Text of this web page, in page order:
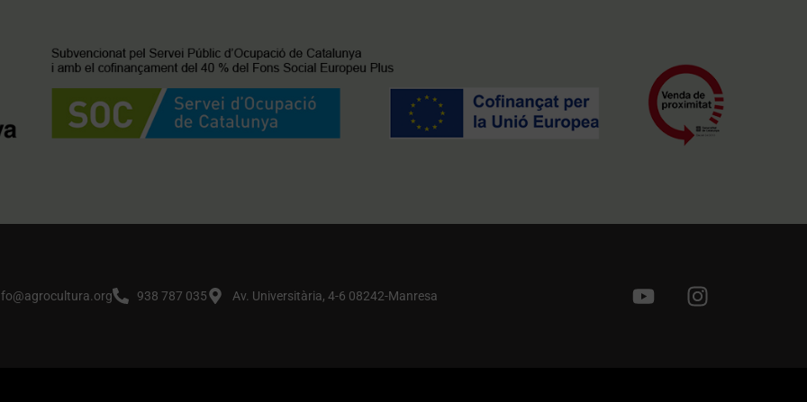
938 787 035 Av. Universitària, 4-6 08242-Manresa